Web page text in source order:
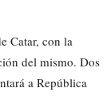
Catar, con la
del mismo. Dos
a República